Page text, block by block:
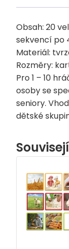
Obsah: 20
sekvencí po
Materiál:
Rozměry:
Pro 1 – 10
osoby se
seniory.
dětské